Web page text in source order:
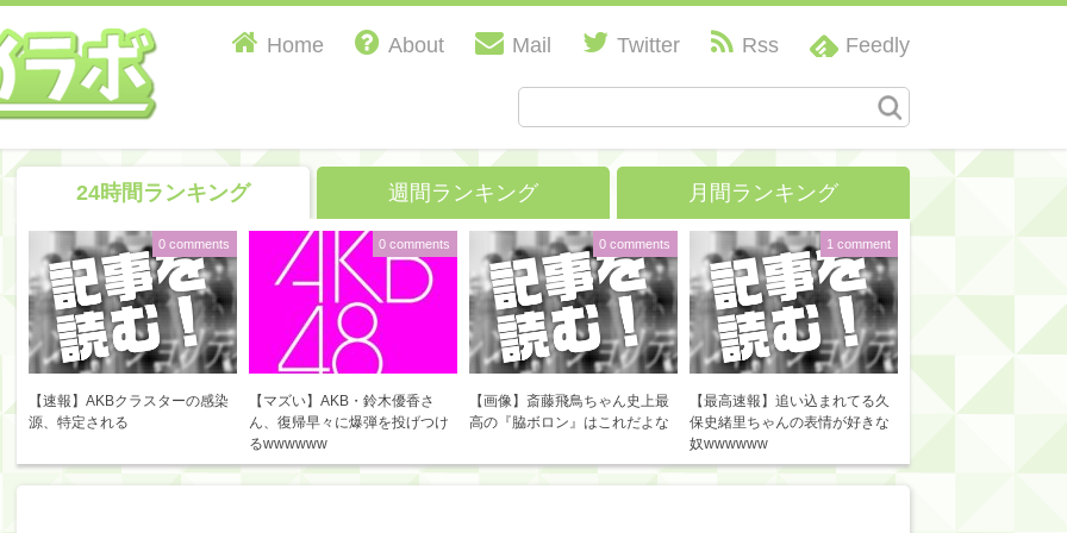
Home About Mail Twitter Rss Feedly
24時間ランキング 週間ランキング 月間ランキング
【速報】AKBクラスターの感染
源、特定される
0 comments
【マズい】AKB・鈴木優香さ
ん、復帰早々に爆弾を投げつけ
るwwwwww
0 comments
【画像】斎藤飛鳥ちゃん史上最
高の『脇ボロン』はこれだよな
0 comments
【最高速報】追い込まれてる久
保史緒里ちゃんの表情が好きな
奴wwwwww
1 comment